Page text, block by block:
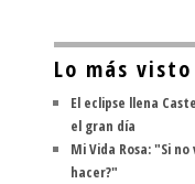
Lo más
El eclipse llena
el gran día
Mi Vida Rosa: "Si
hacer?"